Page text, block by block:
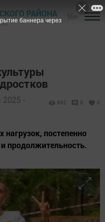
РАЙОНА
2025 -
632 0 0
нагрузок, постепенно
продолжительность.
баннера через